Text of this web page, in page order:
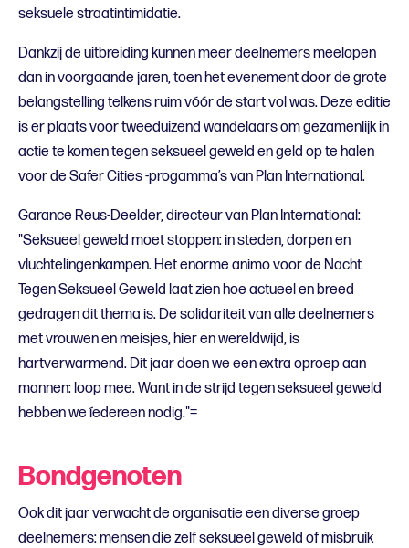
seksuele straatintimidatie.
Dankzij de uitbreiding kunnen meer deelnemers meelopen
dan in voorgaande jaren, toen het evenement door de grote
belangstelling telkens ruim vóór de start vol was. Deze editie
is er plaats voor tweeduizend wandelaars om gezamenlijk in
actie te komen tegen seksueel geweld en geld op te halen
voor de Safer Cities -progamma’s van Plan International.
Garance Reus-Deelder, directeur van Plan International:
"Seksueel geweld moet stoppen: in steden, dorpen en
vluchtelingenkampen. Het enorme animo voor de Nacht
Tegen Seksueel Geweld laat zien hoe actueel en breed
gedragen dit thema is. De solidariteit van alle deelnemers
met vrouwen en meisjes, hier en wereldwijd, is
hartverwarmend. Dit jaar doen we een extra oproep aan
mannen: loop mee. Want in de strijd tegen seksueel geweld
hebben we íedereen nodig."=
Bondgenoten
Ook dit jaar verwacht de organisatie een diverse groep
deelnemers: mensen die zelf seksueel geweld of misbruik